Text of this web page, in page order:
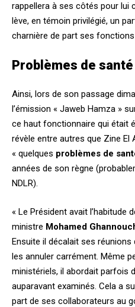
rappellera à ses côtés pour
lève, en témoin privilégié, un
charnière de part ses
Problèmes de santé
Ainsi, lors de son passage
l’émission « Jaweb Hamza »
ce haut fonctionnaire qui était
révèle entre autres que Zine El
« quelques problèmes de
années de son règne
NDLR).
« Le Président avait l’habitude
ministre Mohamed
Ensuite il décalait ses réunions
les annuler carrément. Même
ministériels, il abordait parfois
auparavant examinés. Cela a
part de ses collaborateurs au